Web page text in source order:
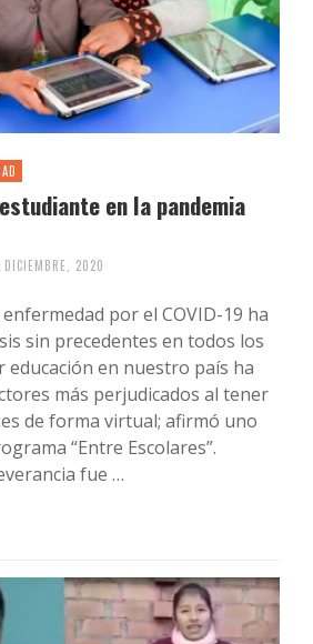
en la pandemia
DICIEMBRE, 2020
por el COVID-19 ha
sin precedentes en todos los
educación en nuestro país ha
más perjudicados al tener
de forma virtual; afirmó uno
“Entre Escolares”.
fue …